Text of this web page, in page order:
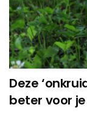
Deze
beter voor